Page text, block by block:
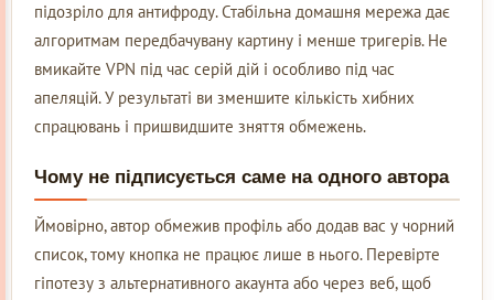
підозріло для антифроду. Стабільна домашня мережа дає
алгоритмам передбачувану картину і менше тригерів. Не
вмикайте VPN під час серій дій і особливо під час
апеляцій. У результаті ви зменшите кількість хибних
спрацювань і пришвидшите зняття обмежень.
Чому не підписується саме на одного автора
Ймовірно, автор обмежив профіль або додав вас у чорний
список, тому кнопка не працює лише в нього. Перевірте
гіпотезу з альтернативного акаунта або через веб, щоб